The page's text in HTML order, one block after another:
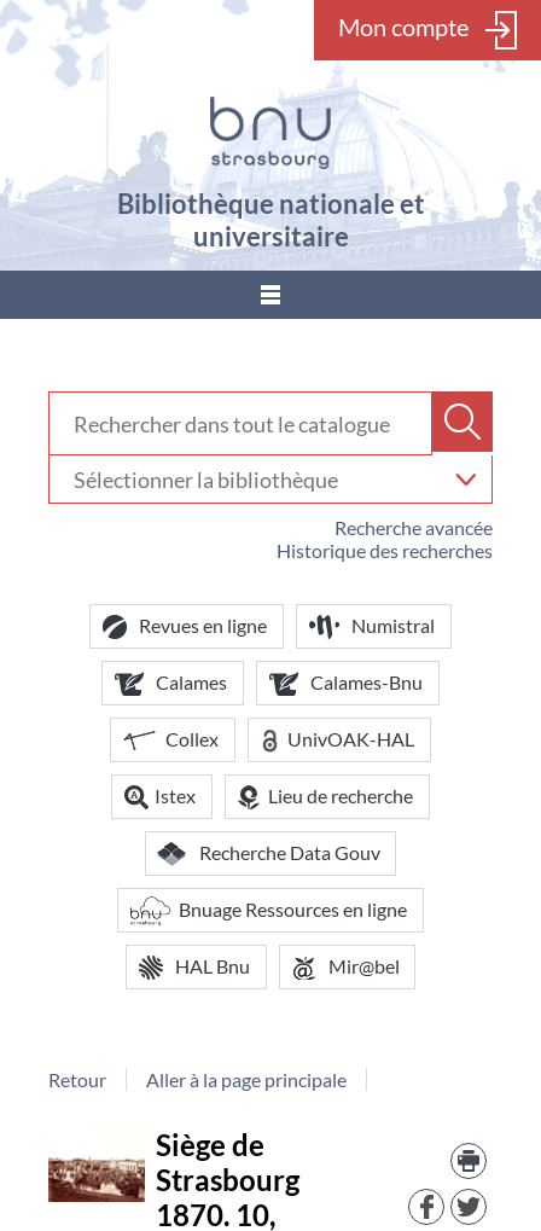
Mon compte
Bibliothèque nationale et
universitaire
???
Recherche avancée
Historique des recherches
votre
bibliothèque
Revues en ligne Numistral
Calames Calames-Bnu
Collex UnivOAK-HAL
Istex Lieu de recherche
Recherche Data Gouv
Bnuage Ressources en ligne
HAL Bnu Mir@bel
Retour Aller à la page principale
Détail
document
Siège de
Strasbourg
1870. 10,